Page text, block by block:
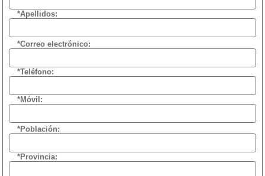
*Apellidos:
*Correo electrónico:
*Teléfono:
*Móvil:
*Población:
*Provincia: